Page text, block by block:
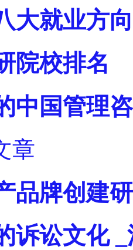
大就业方
院校排名
中国管理
章
品牌创建
诉讼文化